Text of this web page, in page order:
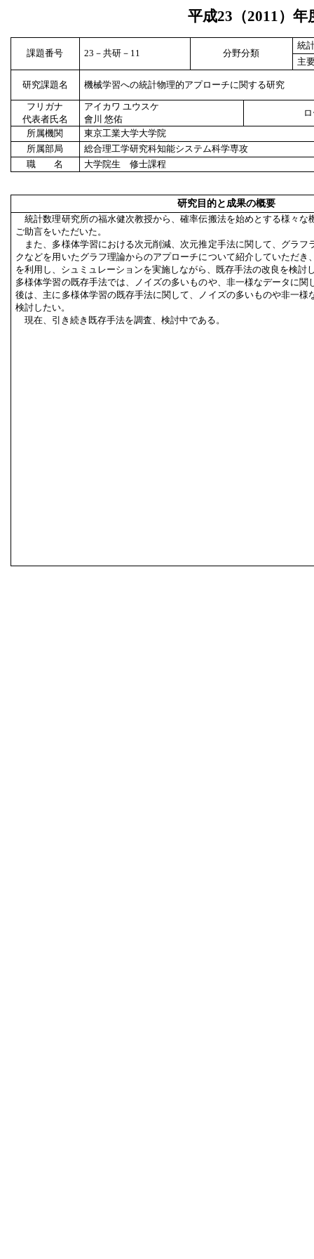
平成23 （2011）
課題番号 23 －共研－ 11 分野分類
統
主
研究課題名 機械学習への統計物理的アプローチに関する研究
フリガナ
代表者氏名
アイカワ ユウスケ
會川 悠佑
所属機関
東京工業大学大学院
所属部局
総合理工学研究科知能システム科学専攻
職 名
大学院生 修士課程
研究目的と成果の概要
統計数理研究所の福水健次教授から、確率伝搬法を始めとする様々な
ご助言をいただいた。
また、多様体学習における次元削減、次元推定手法に関して、グラフ
クなどを用いたグラフ理論からのアプローチについて紹介していただき
を利用し、シュミュレーションを実施しながら、既存手法の改良を検討
多様体学習の既存手法では、ノイズの多いものや、非一様なデータに関
後は、主に多様体学習の既存手法に関して、ノイズの多いものや非一様
検討したい。
現在、引き続き既存手法を調査、検討中である。